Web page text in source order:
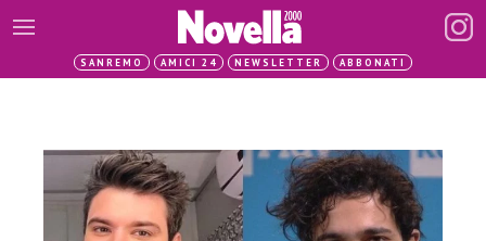
SANREMO AMICI 24 NEWSLETTER ABBONATI